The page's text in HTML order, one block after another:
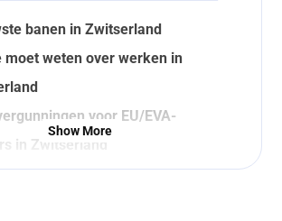
banen in Zwitserland
moet weten over werken in
voor EU/EVA-
in Zwitserland
in Zwitserland
Show More